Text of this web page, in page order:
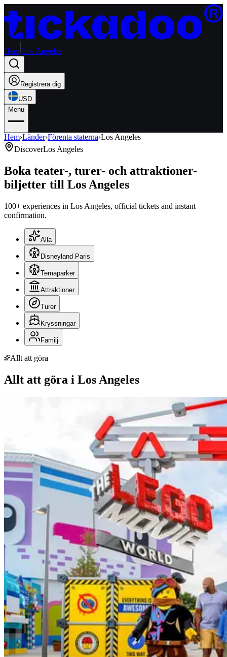
Hem Los Angeles
Registrera dig
USD
Menu
Hem›Länder›Förenta staterna›Los Angeles
DiscoverLos Angeles
Boka teater-, turer- och attraktioner-
biljetter till Los Angeles
100+ experiences in Los Angeles, official tickets and instant
confirmation.
Alla
Disneyland Paris
Temaparker
Attraktioner
Turer
Kryssningar
Familj
Allt att göra
Allt att göra i Los Angeles